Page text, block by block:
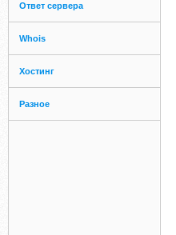
Ответ сервера
Whois
Хостинг
Разное